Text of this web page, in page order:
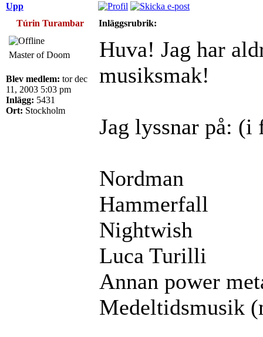
Upp
Túrin Turambar
Inläggsrubrik:
Master of Doom
Blev medlem: tor dec
11, 2003 5:03 pm
Inlägg: 5431
Ort: Stockholm
Huva! Jag har
musiksmak!
Jag lyssnar på: (i
Nordman
Hammerfall
Nightwish
Luca Turilli
Annan power
Medeltidsmusik